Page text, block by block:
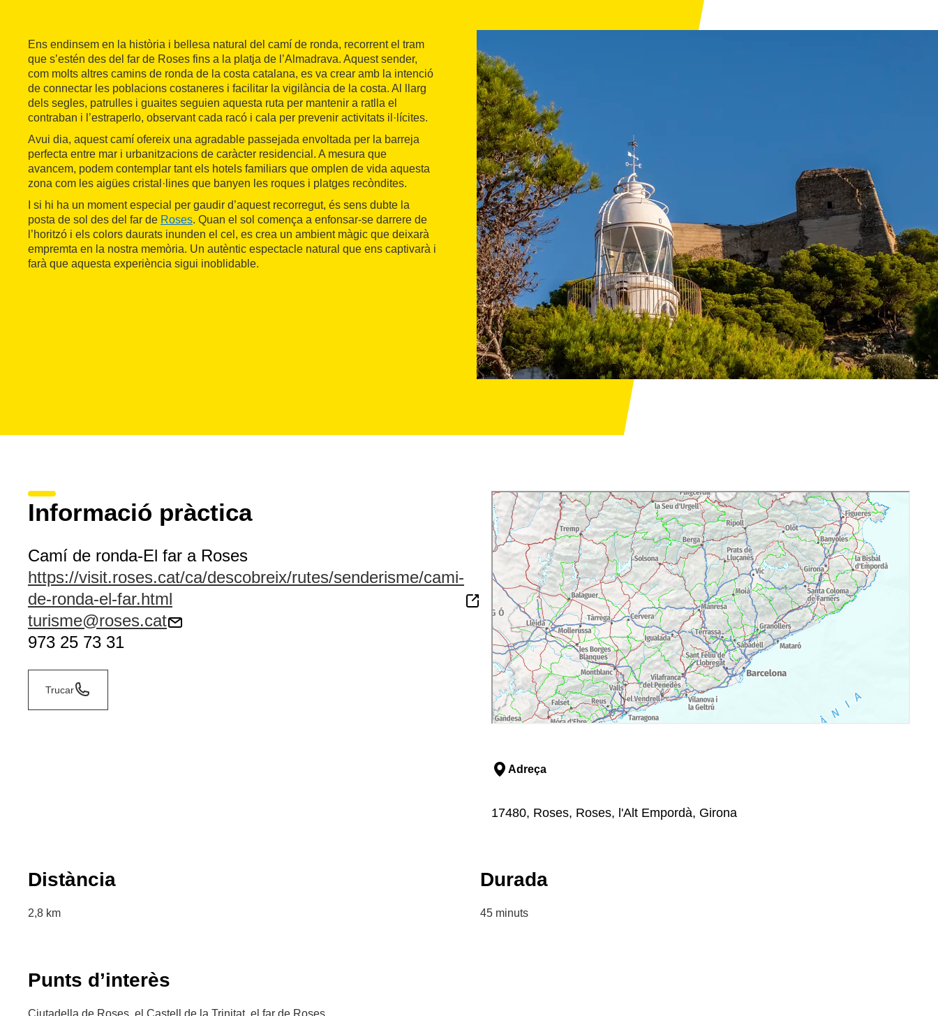
Ens endinsem en la història i bellesa natural del camí de ronda, recorrent el tram
que s’estén des del far de Roses fins a la platja de l’Almadrava. Aquest sender,
com molts altres camins de ronda de la costa catalana, es va crear amb la intenció
de connectar les poblacions costaneres i facilitar la vigilància de la costa. Al llarg
dels segles, patrulles i guaites seguien aquesta ruta per mantenir a ratlla el
contraban i l’estraperlo, observant cada racó i cala per prevenir activitats il·lícites.
Avui dia, aquest camí ofereix una agradable passejada envoltada per la barreja
perfecta entre mar i urbanitzacions de caràcter residencial. A mesura que
avancem, podem contemplar tant els hotels familiars que omplen de vida aquesta
zona com les aigües cristal·lines que banyen les roques i platges recòndites.
I si hi ha un moment especial per gaudir d’aquest recorregut, és sens dubte la
posta de sol des del far de Roses. Quan el sol comença a enfonsar-se darrere de
l’horitzó i els colors daurats inunden el cel, es crea un ambient màgic que deixarà
empremta en la nostra memòria. Un autèntic espectacle natural que ens captivarà i
farà que aquesta experiència sigui inoblidable.
Informació pràctica
Camí de ronda-El far a Roses
https://visit.roses.cat/ca/descobreix/rutes/senderisme/cami-
de-ronda-el-far.html
turisme@roses.cat
973 25 73 31
Trucar
Adreça
17480, Roses, Roses, l'Alt Empordà, Girona
Distància
2,8 km
Durada
45 minuts
Punts d’interès
Ciutadella de Roses, el Castell de la Trinitat, el far de Roses